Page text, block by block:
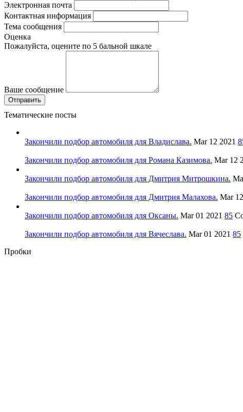
Электронная почта
Контактная информация
Тема сообщения
Оценка
Пожалуйста, оцените по 5 бальной шкале
Ваше сообщение
Тематические посты
Закончили подбор автомобиля для Владислава. Mar 12 2021
Закончили подбор автомобиля для Романа Казимова. Mar 12
Закончили подбор автомобиля для Дмитрия Митрошкина.
Закончили подбор автомобиля для Дмитрия Малахова. Mar
Закончили подбор автомобиля для Оксаны. Mar 01 2021 85
Закончили подбор автомобиля для Вячеслава. Mar 01 2021 85
Пробки